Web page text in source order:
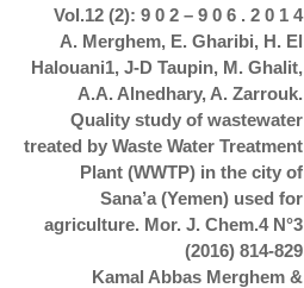
Vol.12 (2): 9 0 2 – 9 0 6 . 2 0 1 4
A. Merghem, E. Gharibi, H. El
Halouani1, J-D Taupin, M. Ghalit,
A.A. Alnedhary, A. Zarrouk.
Quality study of wastewater
treated by Waste Water Treatment
Plant (WWTP) in the city of
Sana’a (Yemen) used for
agriculture. Mor. J. Chem.4 N°3
(2016) 814-829
Kamal Abbas Merghem &